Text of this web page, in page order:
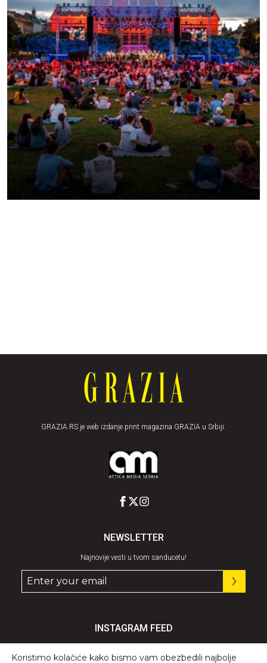
GRAZIA.RS je web izdanje print magazina GRAZIA u Srbiji.
NEWSLETTER
Najnovije vesti u tvom sanducetu!
INSTAGRAM FEED
Koristimo kolačiće kako bismo vam obezbedili najbolje